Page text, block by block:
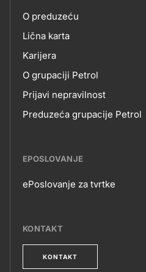
skupno.footer-
title???
O
NAMA
O preduzeću
Lična karta
Karijera
O grupaciji Petrol
Prijavi nepravilnost
Preduzeća grupacije Petrol
EPOSLOVANJE
ePoslovanje za tvrtke
KONTAKT
KONTAKT